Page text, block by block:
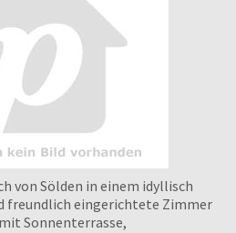
von Sölden in einem idyllisch
freundlich eingerichtete Zimmer
Sonnenterrasse,